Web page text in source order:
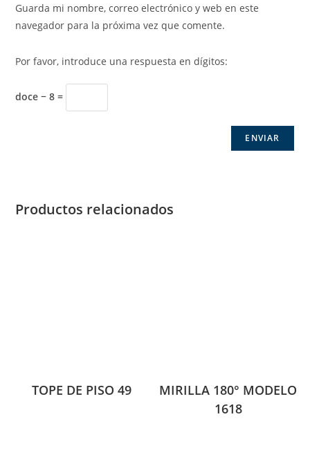
Guarda mi nombre, correo electrónico y web en este
navegador para la próxima vez que comente.
Por favor, introduce una respuesta en dígitos:
doce − 8 =
Productos relacionados
TOPE DE PISO 49
MIRILLA 180° MODELO
1618